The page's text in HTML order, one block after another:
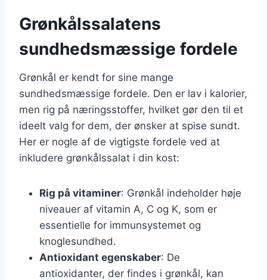
Grønkålssalatens
sundhedsmæssige fordele
Grønkål er kendt for sine mange
sundhedsmæssige fordele. Den er lav i kalorier,
men rig på næringsstoffer, hvilket gør den til et
ideelt valg for dem, der ønsker at spise sundt.
Her er nogle af de vigtigste fordele ved at
inkludere grønkålssalat i din kost:
Rig på vitaminer: Grønkål indeholder høje
niveauer af vitamin A, C og K, som er
essentielle for immunsystemet og
knoglesundhed.
Antioxidant egenskaber: De
antioxidanter, der findes i grønkål, kan